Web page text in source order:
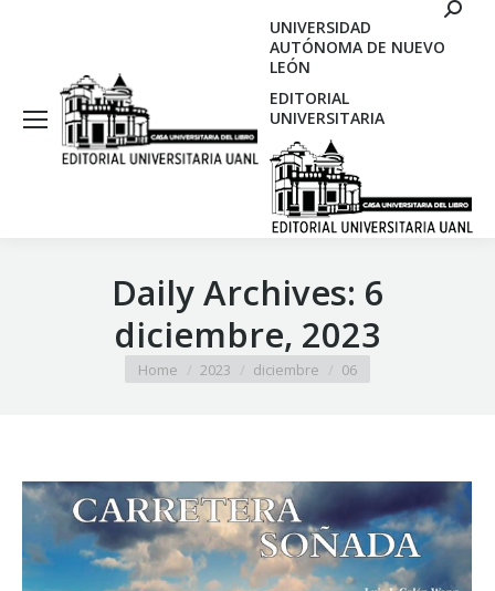
UNIVERSIDAD
AUTÓNOMA DE NUEVO
LEÓN
EDITORIAL
UNIVERSITARIA
Daily Archives: 6
diciembre, 2023
You are here:
Home 2023 diciembre 06